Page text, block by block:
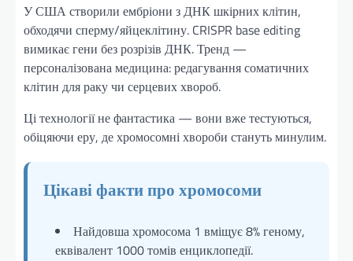
У США створили ембріони з ДНК шкірних клітин,
обходячи сперму/яйцеклітину. CRISPR base editing
вимикає гени без розрізів ДНК. Тренд —
персоналізована медицина: редагування соматичних
клітин для раку чи серцевих хвороб.
Ці технології не фантастика — вони вже тестуються,
обіцяючи еру, де хромосомні хвороби стануть минулим.
Цікаві факти про хромосоми
Найдовша хромосома 1 вміщує 8% геному,
еквівалент 1000 томів енциклопедії.